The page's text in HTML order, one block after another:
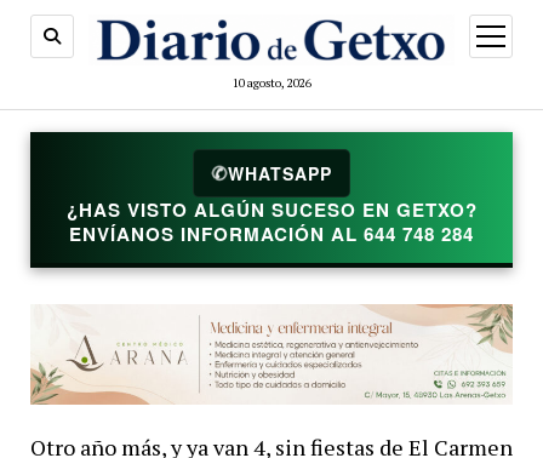
10 agosto, 2026
abrir
menú
✆WHATSAPP
¿HAS VISTO ALGÚN SUCESO EN GETXO?
ENVÍANOS INFORMACIÓN AL 644 748 284
Otro año más, y ya van 4, sin fiestas de El Carmen